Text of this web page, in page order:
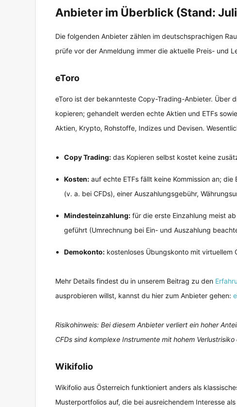
Anbieter im Überblick (Stand:
Die folgenden Anbieter zählen im deutschsprachigen
prüfe vor der Anmeldung immer die aktuelle Preis- und
eToro
eToro ist der bekannteste Copy-Trading-Anbieter. Über
kopieren; gehandelt werden echte Aktien und ETFs
Aktien, Krypto, Rohstoffe, Indizes und Devisen.
Copy Trading: das Kopieren selbst kostet keine
Kosten: auf echte ETFs fällt keine Kommission an;
(v. a. bei CFDs), einer Auszahlungsgebühr,
Mindesteinzahlung: für die erste Einzahlung meist
geführt (Umrechnung bei Ein- und Auszahlung
Demokonto: kostenloses Übungskonto mit virtuellem
Mehr Details findest du in unserem Beitrag zu den
ausprobieren willst, kannst du hier zum Anbieter gehen:
Risikohinweis: Bei diesem Anbieter verliert ein hoher
CFDs sind komplexe Instrumente mit hohem
Wikifolio
Wikifolio aus Österreich funktioniert anders als
Musterportfolios auf, die bei ausreichendem Interesse als